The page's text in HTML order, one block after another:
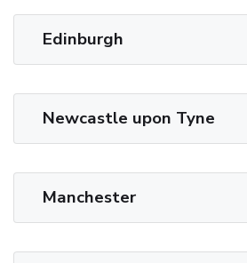
Edinburgh
Newcastle upon Tyne
Manchester